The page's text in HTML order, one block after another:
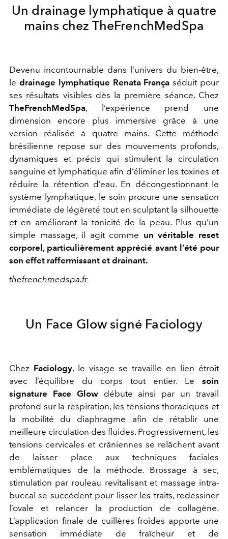
Un drainage lymphatique à quatre
mains chez TheFrenchMedSpa
Devenu incontournable dans l’univers du bien-être,
le drainage lymphatique Renata França séduit pour
ses résultats visibles dès la première séance. Chez
TheFrenchMedSpa, l’expérience prend une
dimension encore plus immersive grâce à une
version réalisée à quatre mains. Cette méthode
brésilienne repose sur des mouvements profonds,
dynamiques et précis qui stimulent la circulation
sanguine et lymphatique afin d’éliminer les toxines et
réduire la rétention d’eau. En décongestionnant le
système lymphatique, le soin procure une sensation
immédiate de légèreté tout en sculptant la silhouette
et en améliorant la tonicité de la peau. Plus qu’un
simple massage, il agit comme un véritable reset
corporel, particulièrement apprécié avant l’été pour
son effet raffermissant et drainant.
thefrenchmedspa.fr
Un Face Glow signé Faciology
Chez Faciology, le visage se travaille en lien étroit
avec l’équilibre du corps tout entier. Le soin
signature Face Glow débute ainsi par un travail
profond sur la respiration, les tensions thoraciques et
la mobilité du diaphragme afin de rétablir une
meilleure circulation des fluides. Progressivement, les
tensions cervicales et crâniennes se relâchent avant
de laisser place aux techniques faciales
emblématiques de la méthode. Brossage à sec,
stimulation par rouleau revitalisant et massage intra-
buccal se succèdent pour lisser les traits, redessiner
l’ovale et relancer la production de collagène.
L’application finale de cuillères froides apporte une
sensation immédiate de fraîcheur et de